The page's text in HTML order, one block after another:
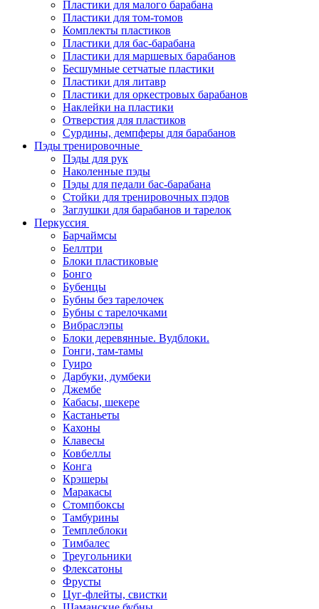
Пластики для малого барабана
Пластики для том-томов
Комплекты пластиков
Пластики для бас-барабана
Пластики для маршевых барабанов
Бесшумные сетчатые пластики
Пластики для литавр
Пластики для оркестровых барабанов
Наклейки на пластики
Отверстия для пластиков
Сурдины, демпферы для барабанов
Пэды тренировочные
Пэды для рук
Наколенные пэды
Пэды для педали бас-барабана
Стойки для тренировочных пэдов
Заглушки для барабанов и тарелок
Перкуссия
Барчаймсы
Беллтри
Блоки пластиковые
Бонго
Бубенцы
Бубны без тарелочек
Бубны с тарелочками
Вибраслэпы
Блоки деревянные. Вудблоки.
Гонги, там-тамы
Гуиро
Дарбуки, думбеки
Джембе
Кабасы, шекере
Кастаньеты
Кахоны
Клавесы
Ковбеллы
Конга
Крэшеры
Маракасы
Стомпбоксы
Тамбурины
Темплеблоки
Тимбалес
Треугольники
Флексатоны
Фрусты
Цуг-флейты, свистки